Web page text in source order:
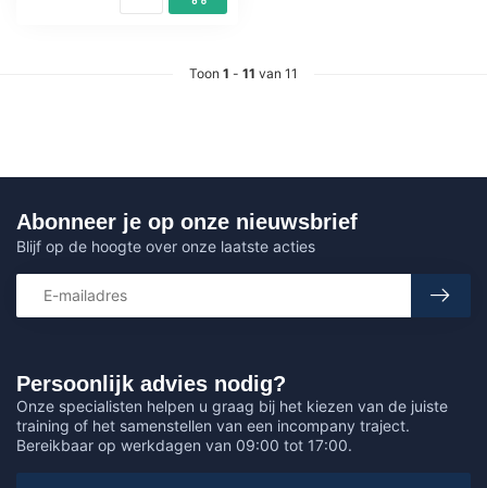
Toon 1 - 11 van 11
Persoonlijk advies nodig?
Onze specialisten helpen u graag bij het kiezen van de juiste
training of het samenstellen van een incompany traject.
Bereikbaar op werkdagen van 09:00 tot 17:00.
Abonneer je op onze nieuwsbrief
Blijf op de hoogte over onze laatste acties